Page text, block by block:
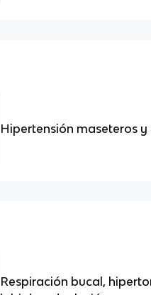
Hipertensión maseteros
Respiración bucal,